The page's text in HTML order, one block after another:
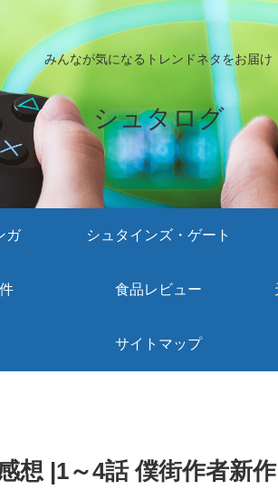
みんなが気になるトレンドネタをお届け
シュタログ
ガ シュタインズ・ゲート
食品レビュー
サイトマップ
想 |1～4話 僕街作者新作